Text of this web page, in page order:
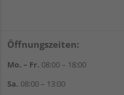
Öffnungszeiten:
Mo. – Fr. 08:00 – 18:00
Sa. 08:00 – 13:00